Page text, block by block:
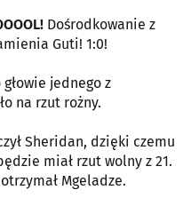
Dośrodkowanie z
Guti! 1:0!
jednego z
na rzut rożny.
Sheridan, dzięki czemu
miał rzut wolny z 21.
Mgeladze.